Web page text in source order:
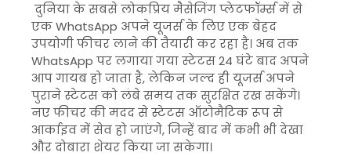
दुनिया के सबसे लोकप्रिय मैसेजिंग प्लेटफॉर्म्स में से
एक WhatsApp अपने यूजर्स के लिए एक बेहद
उपयोगी फीचर लाने की तैयारी कर रहा है। अब तक
WhatsApp पर लगाया गया स्टेटस 24 घंटे बाद अपने
आप गायब हो जाता है, लेकिन जल्द ही यूजर्स अपने
पुराने स्टेटस को लंबे समय तक सुरक्षित रख सकेंगे।
नए फीचर की मदद से स्टेटस ऑटोमैटिक रूप से
आर्काइव में सेव हो जाएंगे, जिन्हें बाद में कभी भी देखा
और दोबारा शेयर किया जा सकेगा।